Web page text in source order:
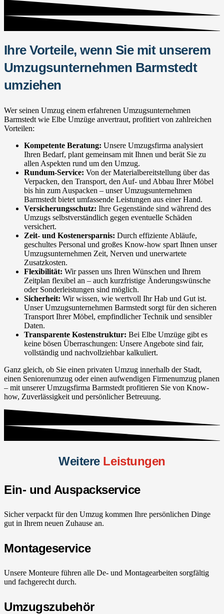
Ihre Vorteile, wenn Sie mit unserem
Umzugsunternehmen Barmstedt
umziehen
Wer seinen Umzug einem erfahrenen Umzugsunternehmen
Barmstedt wie Elbe Umzüge anvertraut, profitiert von zahlreichen
Vorteilen:
Kompetente Beratung: Unsere Umzugsfirma analysiert
Ihren Bedarf, plant gemeinsam mit Ihnen und berät Sie zu
allen Aspekten rund um den Umzug.
Rundum-Service: Von der Materialbereitstellung über das
Verpacken, den Transport, den Auf- und Abbau Ihrer Möbel
bis hin zum Auspacken – unser Umzugsunternehmen
Barmstedt bietet umfassende Leistungen aus einer Hand.
Versicherungsschutz: Ihre Gegenstände sind während des
Umzugs selbstverständlich gegen eventuelle Schäden
versichert.
Zeit- und Kostenersparnis: Durch effiziente Abläufe,
geschultes Personal und großes Know-how spart Ihnen unser
Umzugsunternehmen Zeit, Nerven und unerwartete
Zusatzkosten.
Flexibilität: Wir passen uns Ihren Wünschen und Ihrem
Zeitplan flexibel an – auch kurzfristige Änderungswünsche
oder Sonderleistungen sind möglich.
Sicherheit: Wir wissen, wie wertvoll Ihr Hab und Gut ist.
Unser Umzugsunternehmen Barmstedt sorgt für den sicheren
Transport Ihrer Möbel, empfindlicher Technik und sensibler
Daten.
Transparente Kostenstruktur: Bei Elbe Umzüge gibt es
keine bösen Überraschungen: Unsere Angebote sind fair,
vollständig und nachvollziehbar kalkuliert.
Ganz gleich, ob Sie einen privaten Umzug innerhalb der Stadt,
einen Seniorenumzug oder einen aufwendigen Firmenumzug planen
– mit unserer Umzugsfirma Barmstedt profitieren Sie von Know-
how, Zuverlässigkeit und persönlicher Betreuung.
Weitere Leistungen
Ein- und Auspackservice
Sicher verpackt für den Umzug kommen Ihre persönlichen Dinge
gut in Ihrem neuen Zuhause an.
Montageservice
Unsere Monteure führen alle De- und Montagearbeiten sorgfältig
und fachgerecht durch.
Umzugszubehör